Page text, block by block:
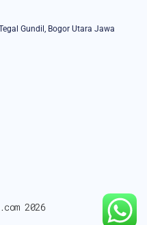
Gundil, Bogor Utara Jawa
2026